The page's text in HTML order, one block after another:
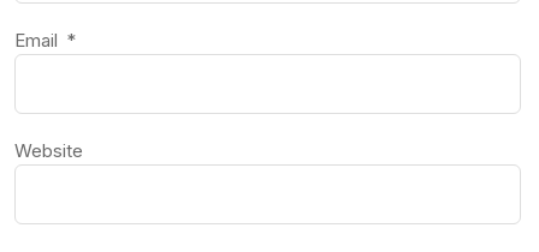
Email *
Website